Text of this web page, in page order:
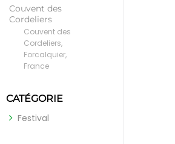
Couvent des
Cordeliers
Couvent des
Cordeliers,
Forcalquier,
France
CATÉGORIE
Festival